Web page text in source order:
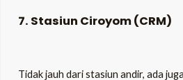
7. Stasiun Ciroyom (CRM)
Tidak jauh dari stasiun andir, ada